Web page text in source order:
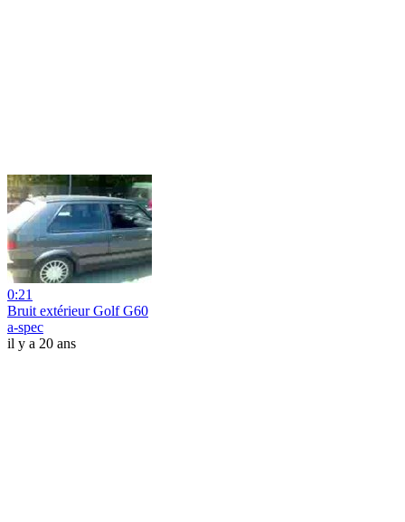
0:21
Bruit extérieur Golf G60
a-spec
il y a 20 ans